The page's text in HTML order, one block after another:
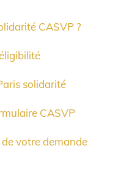
CASVP ?
solidarité
CASVP
votre demande